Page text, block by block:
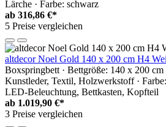
Lärche · Farbe: schwarz
ab 316,86 €*
5 Preise vergleichen
altdecor Noel Gold 140 x 200 cm H4
Boxspringbett · Bettgröße: 140 x 200
Kunstleder, Textil, Holzwerkstoff ·
LED-Beleuchtung, Bettkasten, Kopfteil
ab 1.019,90 €*
3 Preise vergleichen